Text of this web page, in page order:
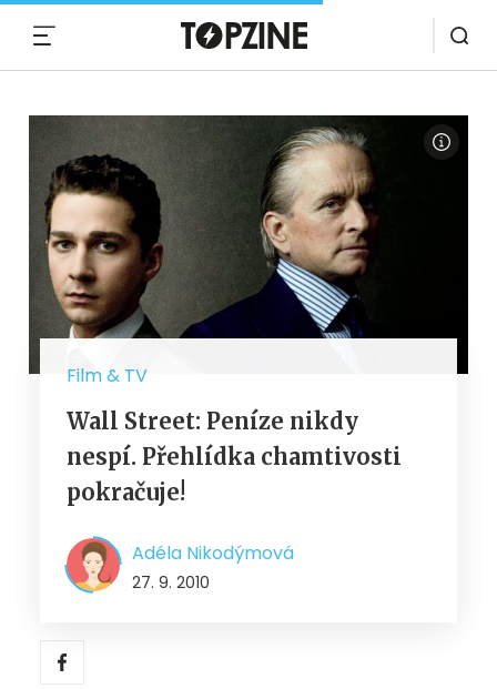
Film & TV
Wall Street: Peníze nikdy
nespí. Přehlídka chamtivosti
pokračuje!
Adéla Nikodýmová
27. 9. 2010